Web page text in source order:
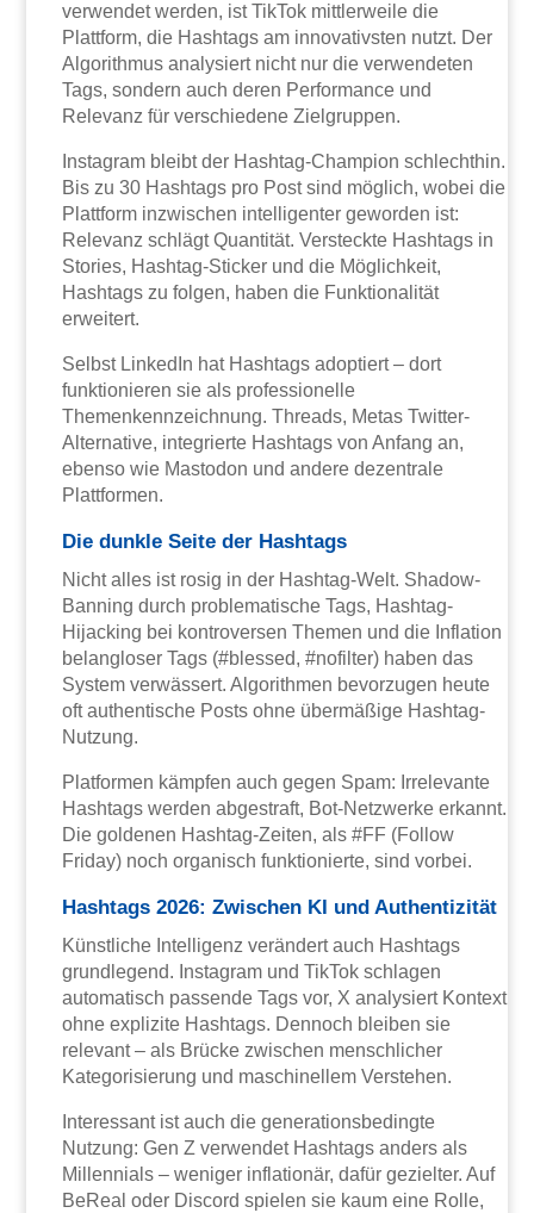
verwendet werden, ist TikTok mittlerweile die
Plattform, die Hashtags am innovativsten nutzt. Der
Algorithmus analysiert nicht nur die verwendeten
Tags, sondern auch deren Performance und
Relevanz für verschiedene Zielgruppen.
Instagram bleibt der Hashtag-Champion schlechthin.
Bis zu 30 Hashtags pro Post sind möglich, wobei die
Plattform inzwischen intelligenter geworden ist:
Relevanz schlägt Quantität. Versteckte Hashtags in
Stories, Hashtag-Sticker und die Möglichkeit,
Hashtags zu folgen, haben die Funktionalität
erweitert.
Selbst LinkedIn hat Hashtags adoptiert – dort
funktionieren sie als professionelle
Themenkennzeichnung. Threads, Metas Twitter-
Alternative, integrierte Hashtags von Anfang an,
ebenso wie Mastodon und andere dezentrale
Plattformen.
Die dunkle Seite der Hashtags
Nicht alles ist rosig in der Hashtag-Welt. Shadow-
Banning durch problematische Tags, Hashtag-
Hijacking bei kontroversen Themen und die Inflation
belangloser Tags (#blessed, #nofilter) haben das
System verwässert. Algorithmen bevorzugen heute
oft authentische Posts ohne übermäßige Hashtag-
Nutzung.
Platformen kämpfen auch gegen Spam: Irrelevante
Hashtags werden abgestraft, Bot-Netzwerke erkannt.
Die goldenen Hashtag-Zeiten, als #FF (Follow
Friday) noch organisch funktionierte, sind vorbei.
Hashtags 2026: Zwischen KI und Authentizität
Künstliche Intelligenz verändert auch Hashtags
grundlegend. Instagram und TikTok schlagen
automatisch passende Tags vor, X analysiert Kontext
ohne explizite Hashtags. Dennoch bleiben sie
relevant – als Brücke zwischen menschlicher
Kategorisierung und maschinellem Verstehen.
Interessant ist auch die generationsbedingte
Nutzung: Gen Z verwendet Hashtags anders als
Millennials – weniger inflationär, dafür gezielter. Auf
BeReal oder Discord spielen sie kaum eine Rolle,